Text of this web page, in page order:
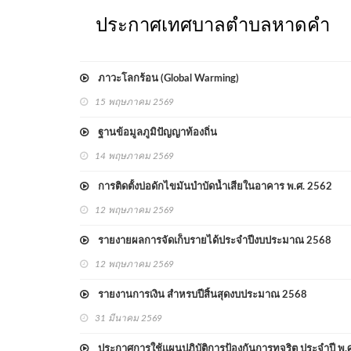
ประกาศเทศบาลตำบลหาดคำ
ภาวะโลกร้อน (Global Warming)
15 พฤษภาคม 2569
ฐานข้อมูลภูมิปัญญาท้องถิ่น
14 พฤษภาคม 2569
การติดตั้งบ่อดักไขมันบำบัดน้ำเสียในอาคาร พ.ศ. 2562
12 พฤษภาคม 2569
รายงายผลการจัดเก็บรายได้ประจำปีงบประมาณ 2568
12 พฤษภาคม 2569
รายงานการเงิน สำหรบปีสิ้นสุดงบประมาณ 2568
31 มีนาคม 2569